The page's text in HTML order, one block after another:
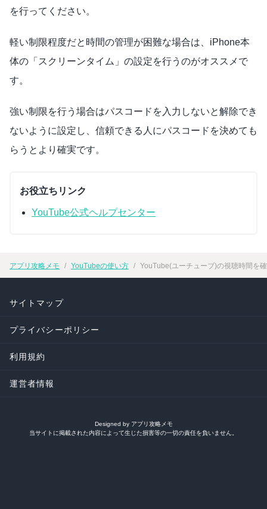
を行ってください。
軽い制限程度だと時間の管理が困難な場合は、iPhone本
体の「スクリーンタイム」の設定を行うのがオススメで
す。
強い制限を行う場合はパスコードを入力しないと解除でき
ないように設定し、信頼できる人にパスコードを決めても
らうとより確実です。
お役立ちリンク
YouTube公式ヘルプセンター
アプリ攻略メモ YouTubeの使い方 YouTube(ユーチューブ)の視聴時間を
サイトマップ
プライバシーポリシー
利用規約
運営者情報
Designed by アプリ攻略メモ
当サイトに掲載された内容によって生じた損害等の一切の責任を負いません。